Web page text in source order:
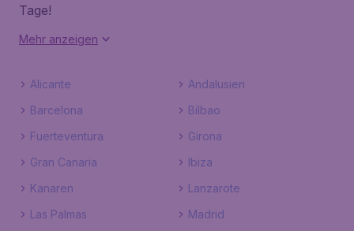
Tage!
Mehr anzeigen
Alicante
Andalusien
Barcelona
Bilbao
Fuerteventura
Girona
Gran Canaria
Ibiza
Kanaren
Lanzarote
Las Palmas
Madrid